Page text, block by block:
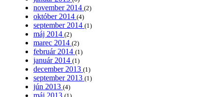
november 2014 (2)
október 2014 (4)
september 2014 (1)
máj 2014 (2)
marec 2014 (2)
február 2014 (1)
január 2014 (1)
december 2013 (1)
september 2013 (1)
jún 2013 (4)